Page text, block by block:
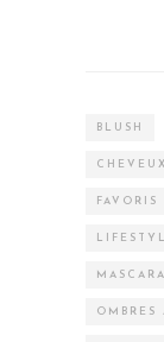
BLUSH
CHEVEUX
FAVORIS
MASCARA
OMBRES